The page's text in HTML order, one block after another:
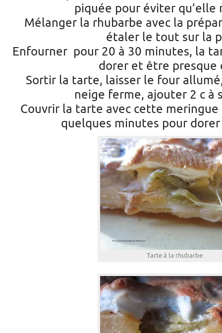
piquée pour éviter qu’elle
Mélanger la rhubarbe avec la
étaler le tout sur la
Enfourner pour 20 à 30 minutes, la
dorer et être presque
Sortir la tarte, laisser le four
neige ferme, ajouter 2 c à
Couvrir la tarte avec cette
quelques minutes pour
Tarte à la rhubarbe